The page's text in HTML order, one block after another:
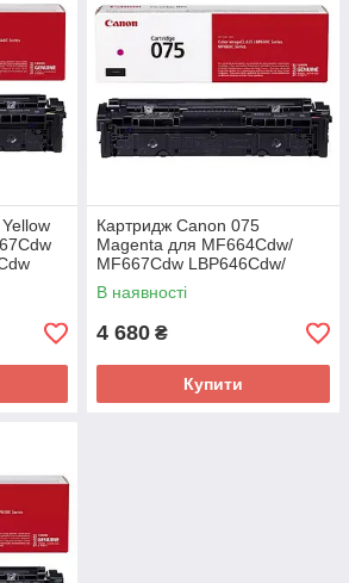
Картридж Canon 075
Magenta для MF664Cdw/
MF667Cdw LBP646Cdw/
LBP647Cdw (6363C002AA)
В наявності
4 680 ₴
Купити